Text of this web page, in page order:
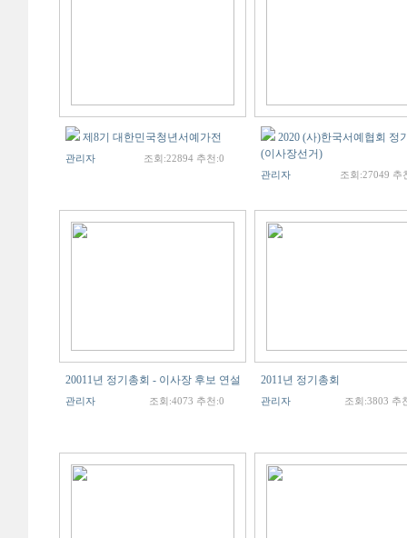
제8기 대한민국청년서예가전
관리자 조회:22894 추천:0
2020 (사)한국서예협회 정
(이사장선거)
관리자 조회:27049 추
20011년 정기총회 - 이사장 후보 연설
관리자 조회:4073 추천:0
2011년 정기총회
관리자 조회:3803 추